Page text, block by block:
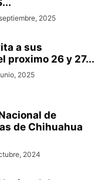
2025
a sus
proximo 26 y 27...
2025
de
de Chihuahua
2024